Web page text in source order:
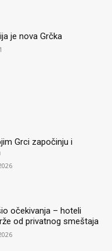
je nova Grčka
Grci započinju i
očekivanja – hoteli
od privatnog smeštaja